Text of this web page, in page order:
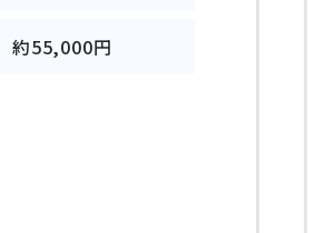
約55,000円